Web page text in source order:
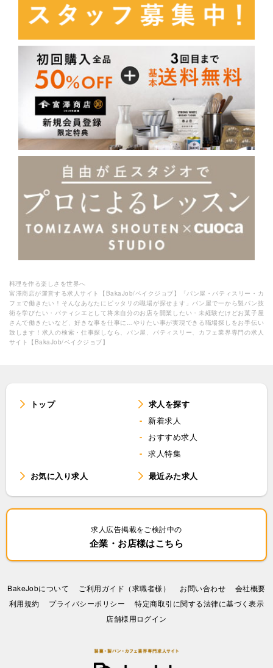
料理を作る楽しさを世界へ
富澤商店が運営する求人サイト【BakaJob/ベイクジョブ】「パン屋・パティスリー・カ
フェで働きたい！そんなあなたにピッタリの職場が探せます」パン屋で一から製パン技
術を学びたい・パティシエとして将来自分のお店を開業したい・未経験だけどお菓子屋
さんで働きたいなど、好きな事を仕事に…やりたい事が実現できる職場探しをお手伝い
致します！求人の検索・仕事探しなら、パン屋、パティスリー、カフェ業界専門の求人
サイト【BakaJob/ベイクジョブ】
トップ
求人を探す
新着求人
おすすめ求人
求人特集
お気に入り求人
最近みた求人
求人広告掲載をご検討中の
企業・お店様はこちら
BakeJobについて ご利用ガイド（求職者様） お問い合わせ
会社概要
利⽤規約
プライバシーポリシー
特定商取引に関する法律に基づく表示
店舗様用ログイン